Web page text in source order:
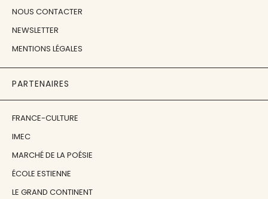
NOUS CONTACTER
NEWSLETTER
MENTIONS LÉGALES
PARTENAIRES
FRANCE-CULTURE
IMEC
MARCHÉ DE LA POÉSIE
ÉCOLE ESTIENNE
LE GRAND CONTINENT